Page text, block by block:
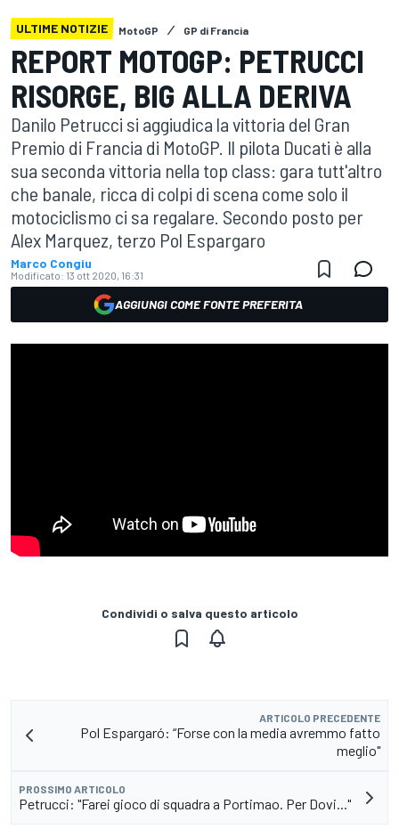
ULTIME NOTIZIE MotoGP GP di Francia
REPORT MOTOGP: PETRUCCI
RISORGE, BIG ALLA DERIVA
Danilo Petrucci si aggiudica la vittoria del Gran
Premio di Francia di MotoGP. Il pilota Ducati è alla
sua seconda vittoria nella top class: gara tutt'altro
che banale, ricca di colpi di scena come solo il
motociclismo ci sa regalare. Secondo posto per
Alex Marquez, terzo Pol Espargaro
Marco Congiu
Modificato: 13 ott 2020, 16:31
AGGIUNGI COME FONTE PREFERITA
Condividi o salva questo articolo
ARTICOLO PRECEDENTE
Pol Espargaró: “Forse con la media avremmo fatto
meglio"
PROSSIMO ARTICOLO
Petrucci: "Farei gioco di squadra a Portimao. Per Dovi..."